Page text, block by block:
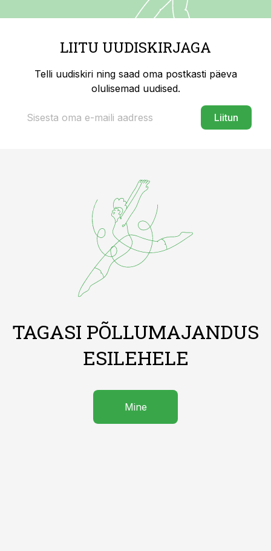
LIITU UUDISKIRJAGA
Telli uudiskiri ning saad oma postkasti päeva
olulisemad uudised.
Liitun
TAGASI PÕLLUMAJANDUS
ESILEHELE
Mine